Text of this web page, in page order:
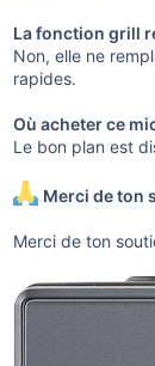
La fonction grill
Non, elle ne
rapides.
Où acheter ce
Le bon plan est
Merci de ton
Merci de ton